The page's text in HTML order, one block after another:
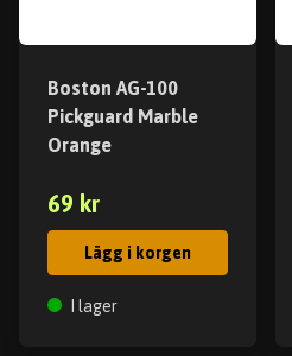
Boston AG-100
Pickguard Marble
Orange
69 kr
Lägg i korgen
I lager